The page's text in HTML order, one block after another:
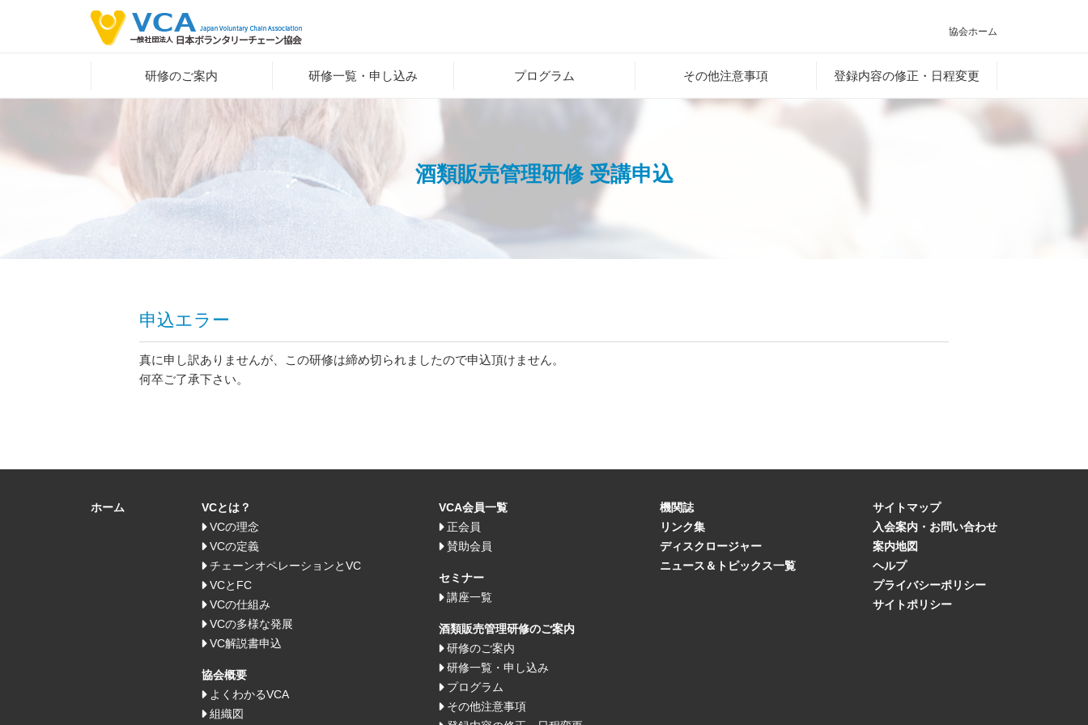
協会ホーム
研修のご案内 研修一覧・申し込み プログラム その他注意事項 登録内容の修正・日程変更
酒類販売管理研修 受講申込
申込エラー
真に申し訳ありませんが、この研修は締め切られましたので申込頂けません。
何卒ご了承下さい。
ホーム
VCとは？
VCの理念
VCの定義
チェーンオペレーションとVC
VCとFC
VCの仕組み
VCの多様な発展
VC解説書申込
協会概要
よくわかるVCA
組織図
VCA会員一覧
正会員
賛助会員
セミナー
講座一覧
酒類販売管理研修のご案内
研修のご案内
研修一覧・申し込み
プログラム
その他注意事項
機関誌
リンク集
ディスクロージャー
ニュース＆トピックス一覧
サイトマップ
入会案内・お問い合わせ
案内地図
ヘルプ
プライバシーポリシー
サイトポリシー